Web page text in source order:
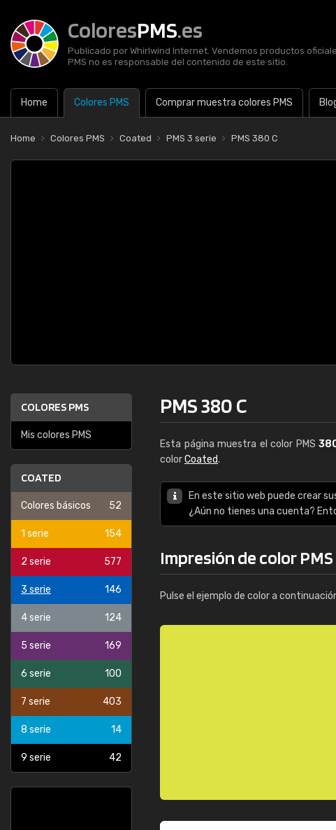
ColoresPMS.es
Publicado por Whirlwind Internet. Vendemos productos
PMS no es responsable del contenido de este sitio.
Home Colores PMS Comprar muestra colores PMS
Home Colores PMS Coated PMS 3 serie PMS 380 C
COLORES PMS
Mis colores PMS
COATED
Colores básicos 52
1 serie 154
2 serie 577
3 serie 146
4 serie 124
5 serie 169
6 serie 100
7 serie 403
8 serie 14
9 serie 42
PMS 380 C
Esta página muestra el color PMS
colorCoated.
En este sitio web puede crear
¿Aún no tienes una cuenta?
Impresión de color PMS
Pulse el ejemplo de color a